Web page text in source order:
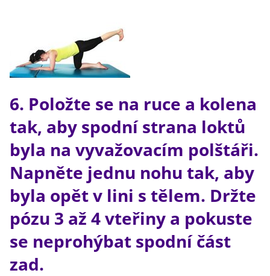
6. Položte se na ruce a kolena
tak, aby spodní strana loktů
byla na vyvažovacím polštáři.
Napněte jednu nohu tak, aby
byla opět v lini s tělem. Držte
pózu 3 až 4 vteřiny a pokuste
se neprohýbat spodní část
zad.